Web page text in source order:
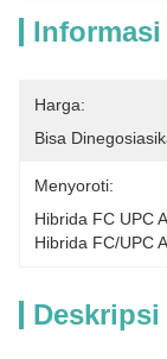
Harga:
Bisa
Menyoroti:
Hibrida FC UPC
Hibrida FC/UPC